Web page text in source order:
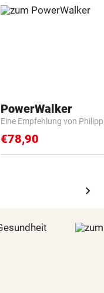
PowerWalker
Eine Empfehlung von
€78,90
chevron_right